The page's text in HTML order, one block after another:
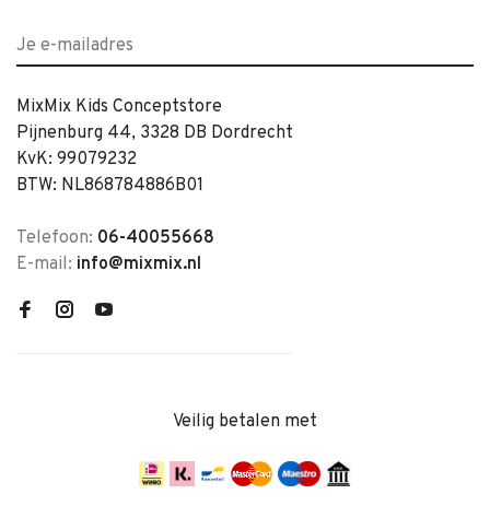
MixMix Kids Conceptstore
Pijnenburg 44, 3328 DB Dordrecht
KvK: 99079232
BTW: NL868784886B01
Telefoon: 06-40055668
E-mail: info@mixmix.nl
Veilig betalen met